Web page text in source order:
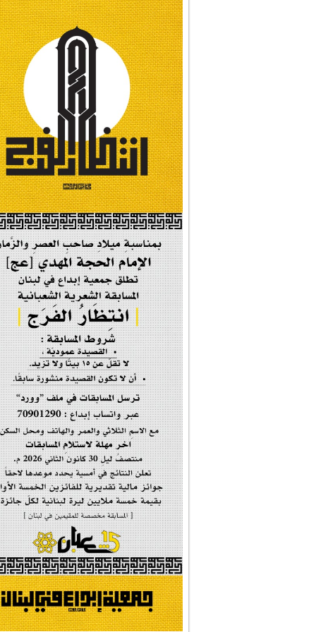
#نداء_الأنبياء
#شجرة_النبوة
#وأنا_على_دين_محم...
#بأمانة_موسى_بن_ج...
#إيران_حرم_فاطمة ...
| #فخر_المخدرات |
#صحيفة_المؤمن
إحتفالية #رياحين...
إحتفالية تكريم ا...
#فاطمة_روحي
مولد السيدة #الز�...
#أم_الشهداء
#النجم_الثاقب
#الصديقة_الشهيدة
#على_اُهبة_الدم